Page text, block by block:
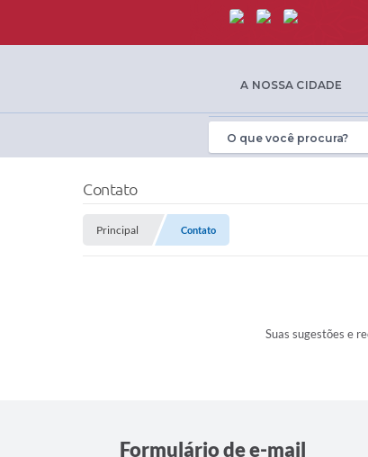
A NOSSA CIDADE
Contato
Principal Contato
Suas sugestões e
Formulário de e-mail